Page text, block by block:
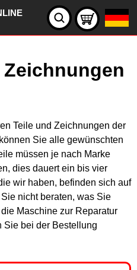
Zeichnungen
Teile und Zeichnungen der
Sie alle gewünschten
müssen je nach Marke
dies dauert ein bis vier
wir haben, befinden sich auf
nicht beraten, was Sie
Maschine zur Reparatur
Sie bei der Bestellung